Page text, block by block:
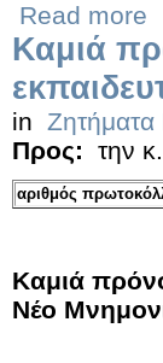
Read more
Καμιά
in Ζητήματα
Προς:
την
αριθμός
Καμιά
Νέο